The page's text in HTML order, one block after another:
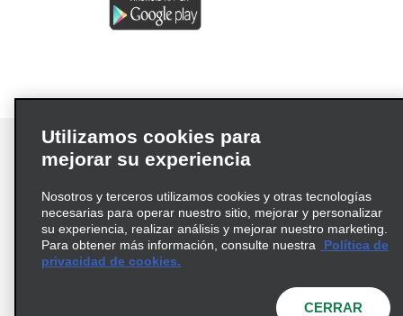
Términos de uso
Política de privacidad
Política de cookies
Información de Salud del Consumidor
© 2026 Enterprise Holdings, Inc. Todos los derechos
Utilizamos cookies para
mejorar su experiencia
Nosotros y terceros utilizamos cookies y otras tecnologías
necesarias para operar nuestro sitio, mejorar y personalizar
su experiencia, realizar análisis y mejorar nuestro marketing.
Para obtener más información, consulte nuestra
Política de
privacidad de cookies.
CERRAR